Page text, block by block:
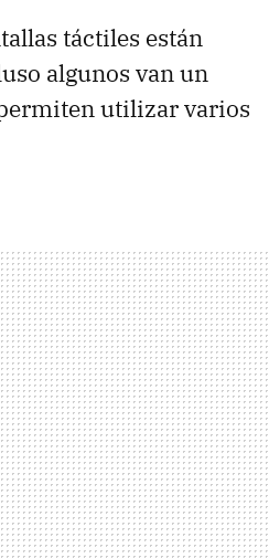
táctiles están
algunos van un
utilizar varios